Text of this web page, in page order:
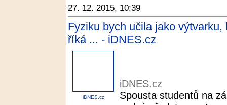
27. 12. 2015, 10:39
Fyziku bych učila jako
říká ... - iDNES.cz
iDNES.cz
iDNES.cz
Spousta studentů na